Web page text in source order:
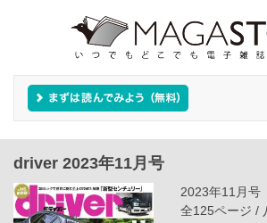
driver 2023年11月号
2023年11月号
全125ページ /